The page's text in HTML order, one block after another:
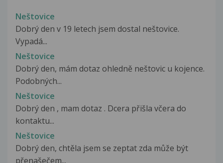
Neštovice
Dobrý den v 19 letech jsem dostal neštovice.
Vypadá...
Neštovice
Dobrý den, mám dotaz ohledně neštovic u kojence.
Podobných...
Neštovice
Dobrý den , mam dotaz . Dcera přišla včera do
kontaktu...
Neštovice
Dobrý den, chtěla jsem se zeptat zda může být
přenašečem...